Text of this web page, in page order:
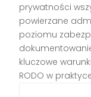
prywatności
powierzane
poziomu
kluczowe
RODO w